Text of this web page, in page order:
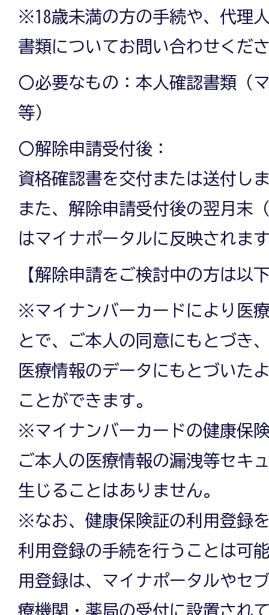
※18歳未満の方の手続や、代理
書類についてお問い合わせくだ
〇必要なもの：本人確認書類（
等）
〇解除申請受付後：
資格確認書を交付または送付し
また、解除申請受付後の翌月末
はマイナポータルに反映されま
【解除申請をご検討中の方は以
※マイナンバーカードにより医
とで、ご本人の同意にもとづき
医療情報のデータにもとづいた
ことができます。
※マイナンバーカードの健康保
ご本人の医療情報の漏洩等セキ
生じることはありません。
※なお、健康保険証の利用登録
利用登録の手続を行うことは可
用登録は、マイナポータルやセ
療機関・薬局の受付に設置され